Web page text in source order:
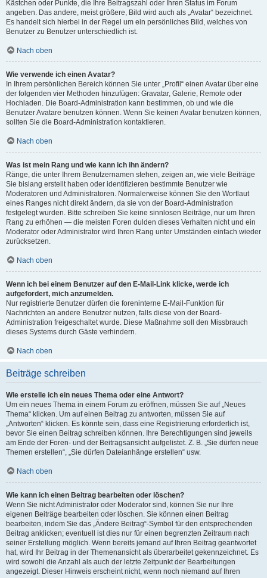
Kästchen oder Punkte, die Ihre Beitragszahl oder Ihren Status im Forum
angeben. Das andere, meist größere, Bild wird auch als „Avatar“ bezeichnet.
Es handelt sich hierbei in der Regel um ein persönliches Bild, welches von
Benutzer zu Benutzer unterschiedlich ist.
Nach oben
Wie verwende ich einen Avatar?
In Ihrem persönlichen Bereich können Sie unter „Profil“ einen Avatar über eine
der folgenden vier Methoden hinzufügen: Gravatar, Galerie, Remote oder
Hochladen. Die Board-Administration kann bestimmen, ob und wie die
Benutzer Avatare benutzen können. Wenn Sie keinen Avatar benutzen können,
sollten Sie die Board-Administration kontaktieren.
Nach oben
Was ist mein Rang und wie kann ich ihn ändern?
Ränge, die unter Ihrem Benutzernamen stehen, zeigen an, wie viele Beiträge
Sie bislang erstellt haben oder identifizieren bestimmte Benutzer wie
Moderatoren und Administratoren. Normalerweise können Sie den Wortlaut
eines Ranges nicht direkt ändern, da sie von der Board-Administration
festgelegt wurden. Bitte schreiben Sie keine sinnlosen Beiträge, nur um Ihren
Rang zu erhöhen — die meisten Foren dulden dieses Verhalten nicht und ein
Moderator oder Administrator wird Ihren Rang unter Umständen einfach wieder
zurücksetzen.
Nach oben
Wenn ich bei einem Benutzer auf den E-Mail-Link klicke, werde ich
aufgefordert, mich anzumelden.
Nur registrierte Benutzer dürfen die foreninterne E-Mail-Funktion für
Nachrichten an andere Benutzer nutzen, falls diese von der Board-
Administration freigeschaltet wurde. Diese Maßnahme soll den Missbrauch
dieses Systems durch Gäste verhindern.
Nach oben
Beiträge schreiben
Wie erstelle ich ein neues Thema oder eine Antwort?
Um ein neues Thema in einem Forum zu eröffnen, müssen Sie auf „Neues
Thema“ klicken. Um auf einen Beitrag zu antworten, müssen Sie auf
„Antworten“ klicken. Es könnte sein, dass eine Registrierung erforderlich ist,
bevor Sie einen Beitrag schreiben können. Ihre Berechtigungen sind jeweils
am Ende der Foren- und der Beitragsansicht aufgelistet. Z. B. „Sie dürfen neue
Themen erstellen“, „Sie dürfen Dateianhänge erstellen“ usw.
Nach oben
Wie kann ich einen Beitrag bearbeiten oder löschen?
Wenn Sie nicht Administrator oder Moderator sind, können Sie nur Ihre
eigenen Beiträge bearbeiten oder löschen. Sie können einen Beitrag
bearbeiten, indem Sie das „Ändere Beitrag“-Symbol für den entsprechenden
Beitrag anklicken; eventuell ist dies nur für einen begrenzten Zeitraum nach
seiner Erstellung möglich. Wenn bereits jemand auf Ihren Beitrag geantwortet
hat, wird Ihr Beitrag in der Themenansicht als überarbeitet gekennzeichnet. Es
wird sowohl die Anzahl als auch der letzte Zeitpunkt der Bearbeitungen
angezeigt. Dieser Hinweis erscheint nicht, wenn noch niemand auf Ihren